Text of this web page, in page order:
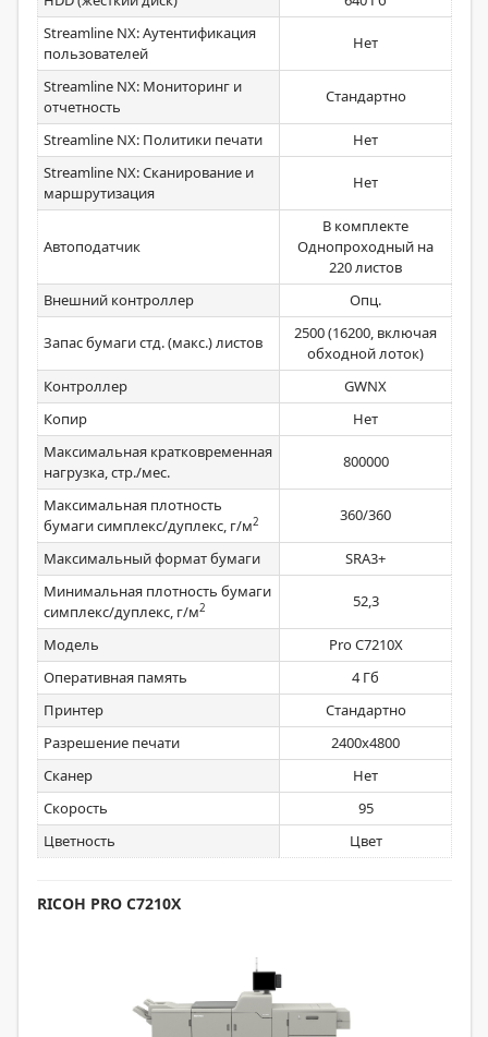
Streamline NX: Аутентификация
пользователей
Нет
Streamline NX: Мониторинг и
отчетность
Стандартно
Streamline NX: Политики печати
Нет
Streamline NX: Сканирование и
маршрутизация
Нет
Автоподатчик
В комплекте
Однопроходный на
220 листов
Внешний контроллер
Опц.
Запас бумаги стд. (макс.) листов
2500 (16200, включая
обходной лоток)
Контроллер
GWNX
Копир
Нет
Максимальная кратковременная
нагрузка, стр./мес.
800000
Максимальная плотность
бумаги симплекс/дуплекс, г/м2 360/360
Максимальный формат бумаги
SRA3+
Минимальная плотность бумаги
симплекс/дуплекс, г/м2 52,3
Модель
Pro C7210X
Оперативная память
4 Гб
Принтер
Стандартно
Разрешение печати
2400x4800
Сканер
Нет
Скорость
95
Цветность
Цвет
RICOH PRO C7210X